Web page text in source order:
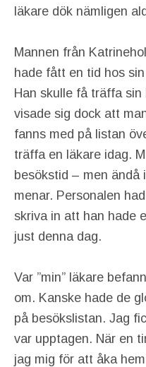
läkare dök nämligen
Mannen från
hade fått en tid hos
Han skulle få träffa
visade sig dock att
fanns med på listan
träffa en läkare idag.
besökstid – men ändå
menar. Personalen
skriva in att han hade
just denna dag.
Var ”min” läkare
om. Kanske hade de
på besökslistan. Jag
var upptagen. När en
jag mig för att åka